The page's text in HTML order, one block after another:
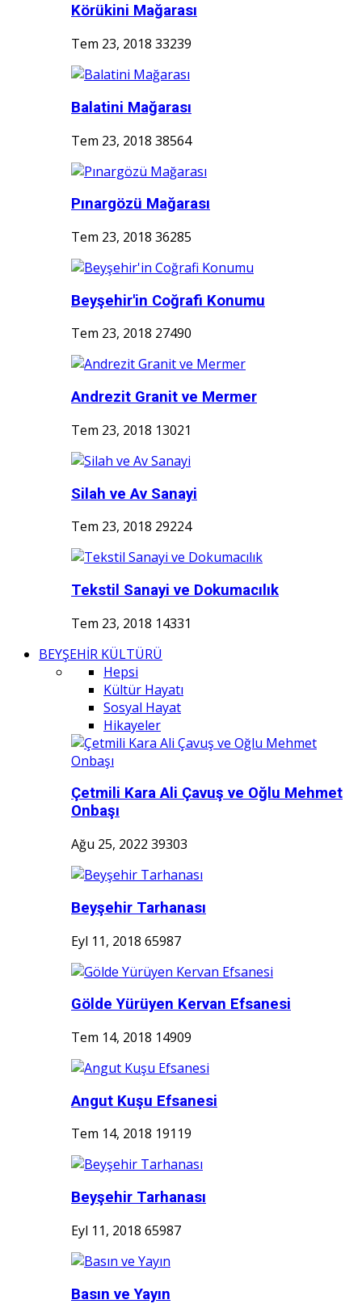
Körükini Mağarası
Tem 23, 2018 33239
Balatini Mağarası
Tem 23, 2018 38564
Pınargözü Mağarası
Tem 23, 2018 36285
Beyşehir'in Coğrafi Konumu
Tem 23, 2018 27490
Andrezit Granit ve Mermer
Tem 23, 2018 13021
Silah ve Av Sanayi
Tem 23, 2018 29224
Tekstil Sanayi ve Dokumacılık
Tem 23, 2018 14331
BEYŞEHİR KÜLTÜRÜ
Hepsi
Kültür Hayatı
Sosyal Hayat
Hikayeler
Çetmili Kara Ali Çavuş ve Oğlu Mehmet
Onbaşı
Ağu 25, 2022 39303
Beyşehir Tarhanası
Eyl 11, 2018 65987
Gölde Yürüyen Kervan Efsanesi
Tem 14, 2018 14909
Angut Kuşu Efsanesi
Tem 14, 2018 19119
Beyşehir Tarhanası
Eyl 11, 2018 65987
Basın ve Yayın